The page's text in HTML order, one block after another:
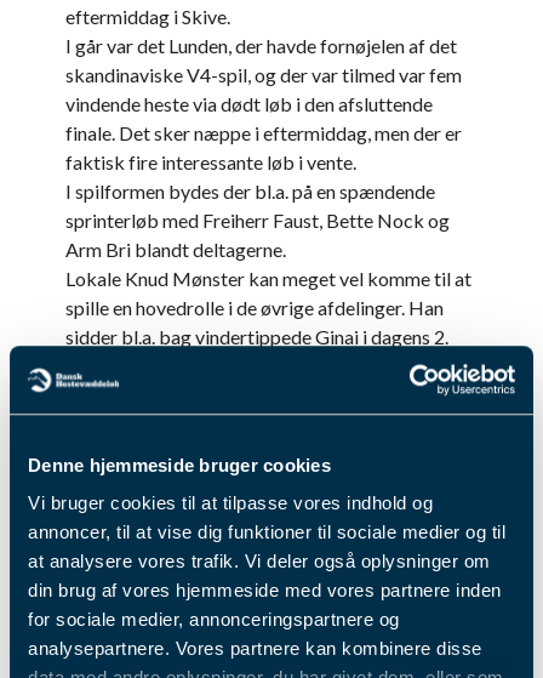
Denne hjemmeside bruger cookies
Vi bruger cookies til at tilpasse vores indhold og
annoncer, til at vise dig funktioner til sociale medier og til
at analysere vores trafik. Vi deler også oplysninger om
din brug af vores hjemmeside med vores partnere inden
for sociale medier, annonceringspartnere og
analysepartnere. Vores partnere kan kombinere disse
eftermiddag i Skive.
I går var det Lunden, der havde fornøjelen af det
skandinaviske V4-spil, og der var tilmed var fem
vindende heste via dødt løb i den afsluttende
finale. Det sker næppe i eftermiddag, men der er
faktisk fire interessante løb i vente.
I spilformen bydes der bl.a. på en spændende
sprinterløb med Freiherr Faust, Bette Nock og
Arm Bri blandt deltagerne.
Lokale Knud Mønster kan meget vel komme til at
spille en hovedrolle i de øvrige afdelinger. Han
sidder bl.a. bag vindertippede Ginai i dagens 2.
løb, og i V4-afslutningen skal Mønster forsøge at
gøre sin datter kunsten efter fra sidste uges løb.
Da var Michelle Mønster helt overlegen på
ryggen af Deceni Langborg, mens det i dag er
Mønster senior, der skal styre hesten mod mulig
ny sejr - dog holder han sig stadig til sulkyløb.
Efter mere end to måneders dødvande midt på
året er Team Mønster kommet stærkt tilbage, og
allerede inden sidste halvdel af december måned
er sidste års cifre passeret med et par længder.
Og så udgør eftermiddagens løb sæsonens sidste